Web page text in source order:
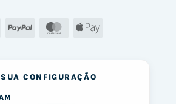
PayPal MasterCard
Apple
CONFIGURAÇÃO